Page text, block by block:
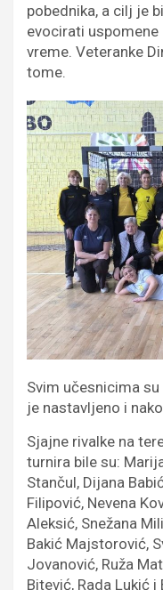
pobednika, a cilj je
evocirati
vreme. Veteranke
tome.
Svim učesnicima
je nastavljeno i
Sjajne rivalke na
turnira bile su:
Stančul, Dijana
Filipović, Nevena
Aleksić, Snežana
Bakić Majstorović,
Jovanović, Ruža
Bitević, Rada Lukić i